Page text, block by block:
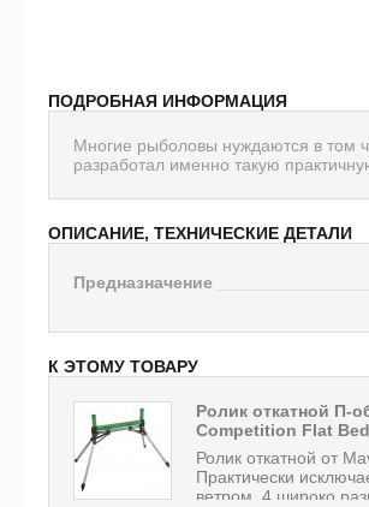
ПОДРОБНАЯ ИНФОРМАЦИЯ
Многие рыболовы нуждаются в том
разработал именно такую
ОПИСАНИЕ, ТЕХНИЧЕСКИЕ ДЕТАЛИ
Предназначение
К ЭТОМУ ТОВАРУ
Ролик откатной П-
Competition Flat
Ролик откатной от
Практически
ветром. 4 широко